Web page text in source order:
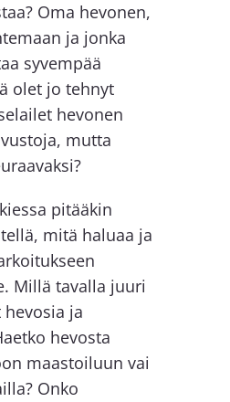
Oma hevonen,
ja jonka
syvempää
olet jo tehnyt
hevonen
mutta
pitääkin
mitä haluaa ja
Millä tavalla juuri
ja
hevosta
maastoiluun vai
Onko